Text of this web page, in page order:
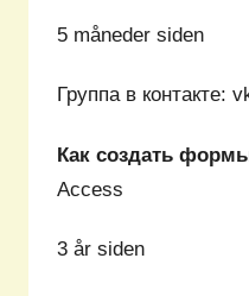
5 måneder siden
Группа в контакте:
Как создать
Access
3 år siden